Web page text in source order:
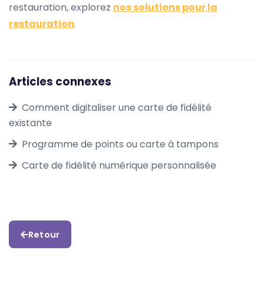
restauration, explorez nos solutions pour la
restauration.
Articles connexes
Comment digitaliser une carte de fidélité
existante
Programme de points ou carte à tampons
Carte de fidélité numérique personnalisée
Retour